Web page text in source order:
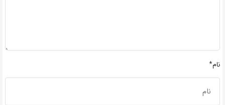
نام*